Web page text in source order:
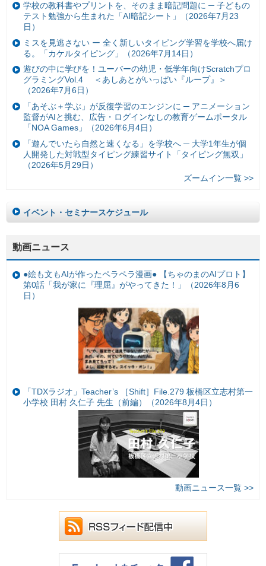
学校の教科書やプリントを、そのまま暗記問題に ─ 子どもの
テスト勉強から生まれた「AI暗記シート」（2026年7月23
日）
ミスを見逃さない ー 全く新しいタイピング学習を学校へ届け
る。「カケルタイピング」（2026年7月14日）
遊びの中に学びを！ユーバーの幼児・低学年向けScratchプロ
グラミングVol.4 ＜あしあとがいっぱい『ループ』＞
（2026年7月6日）
「あそぶ＋学ぶ」が反復学習のエンジンに ─ アニメーション
監督がAIと挑む、広告・ログインなしの教育ゲームポータル
「NOA Games」（2026年6月4日）
「遊んでいたら自然と速くなる」を学校へ ─ 大学1年生が個
人開発した対戦型タイピング練習サイト「タイピング無双」
（2026年5月29日）
ズームイン一覧 >>
イベント・セミナースケジュール
動画ニュース
●絵も文もAIが作ったペラペラ漫画● 【ちゃのまのAIプロト】
第0話「我が家に『理屈』がやってきた！」（2026年8月6
日）
「TDXラジオ」Teacher’s ［Shift］File.279 板橋区立志村第一
小学校 田村 久仁子 先生（前編）（2026年8月4日）
動画ニュース一覧 >>